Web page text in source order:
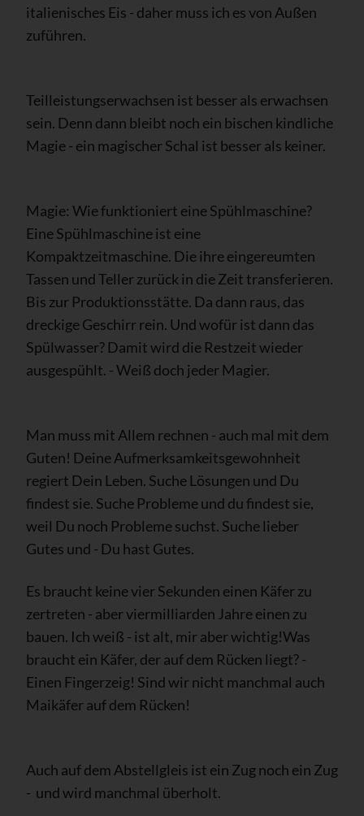
italienisches Eis - daher muss ich es von Außen
zuführen.
Teilleistungserwachsen ist besser als erwachsen
sein. Denn dann bleibt noch ein bischen kindliche
Magie - ein magischer Schal ist besser als keiner.
Magie: Wie funktioniert eine Spühlmaschine?
Eine Spühlmaschine ist eine
Kompaktzeitmaschine. Die ihre eingereumten
Tassen und Teller zurück in die Zeit transferieren.
Bis zur Produktionsstätte. Da dann raus, das
dreckige Geschirr rein. Und wofür ist dann das
Spülwasser? Damit wird die Restzeit wieder
ausgespühlt. - Weiß doch jeder Magier.
Man muss mit Allem rechnen - auch mal mit dem
Guten! Deine Aufmerksamkeitsgewohnheit
regiert Dein Leben. Suche Lösungen und Du
findest sie. Suche Probleme und du findest sie,
weil Du noch Probleme suchst. Suche lieber
Gutes und - Du hast Gutes.
Es braucht keine vier Sekunden einen Käfer zu
zertreten - aber viermilliarden Jahre einen zu
bauen. Ich weiß - ist alt, mir aber wichtig!Was
braucht ein Käfer, der auf dem Rücken liegt? -
Einen Fingerzeig! Sind wir nicht manchmal auch
Maikäfer auf dem Rücken!
Auch auf dem Abstellgleis ist ein Zug noch ein Zug
- und wird manchmal überholt.